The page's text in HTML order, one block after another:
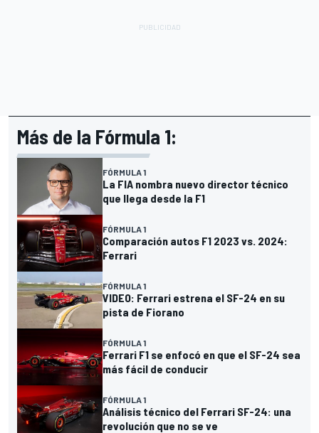
Más de la Fórmula 1:
FÓRMULA 1
La FIA nombra nuevo director técnico
que llega desde la F1
FÓRMULA 1
Comparación autos F1 2023 vs. 2024:
Ferrari
FÓRMULA 1
VIDEO: Ferrari estrena el SF-24 en su
pista de Fiorano
FÓRMULA 1
Ferrari F1 se enfocó en que el SF-24 sea
más fácil de conducir
FÓRMULA 1
Análisis técnico del Ferrari SF-24: una
revolución que no se ve